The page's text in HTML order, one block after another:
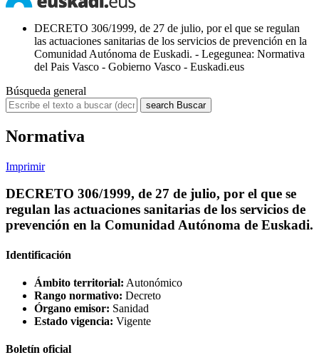
DECRETO 306/1999, de 27 de julio, por el que se regulan
las actuaciones sanitarias de los servicios de prevención en la
Comunidad Autónoma de Euskadi. - Legegunea: Normativa
del Pais Vasco - Gobierno Vasco - Euskadi.eus
Búsqueda general
search Buscar
Normativa
Imprimir
DECRETO 306/1999, de 27 de julio, por el que se
regulan las actuaciones sanitarias de los servicios de
prevención en la Comunidad Autónoma de Euskadi.
Identificación
Ámbito territorial: Autonómico
Rango normativo: Decreto
Órgano emisor: Sanidad
Estado vigencia: Vigente
Boletín oficial